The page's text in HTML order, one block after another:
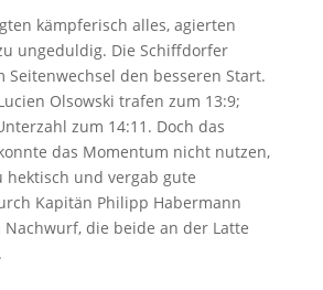
kämpferisch alles, agierten
ungeduldig. Die Schiffdorfer
Seitenwechsel den besseren Start.
Olsowski trafen zum 13:9;
zum 14:11. Doch das
das Momentum nicht nutzen,
hektisch und vergab gute
Kapitän Philipp Habermann
Nachwurf, die beide an der Latte